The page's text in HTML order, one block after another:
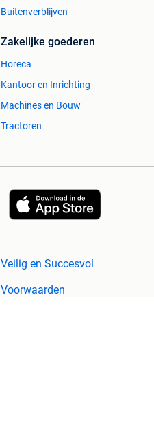
Buitenverblijven
Zakelijke goederen
Horeca
Kantoor en Inrichting
Machines en Bouw
Tractoren
Veilig en Succesvol
Voorwaarden